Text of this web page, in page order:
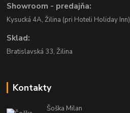
Showroom - predajňa:
Kysucká 4A, Žilina (pri Hoteli Holiday Inn)
Sklad:
Bratislavská 33, Žilina
Kontakty
Šoška Milan